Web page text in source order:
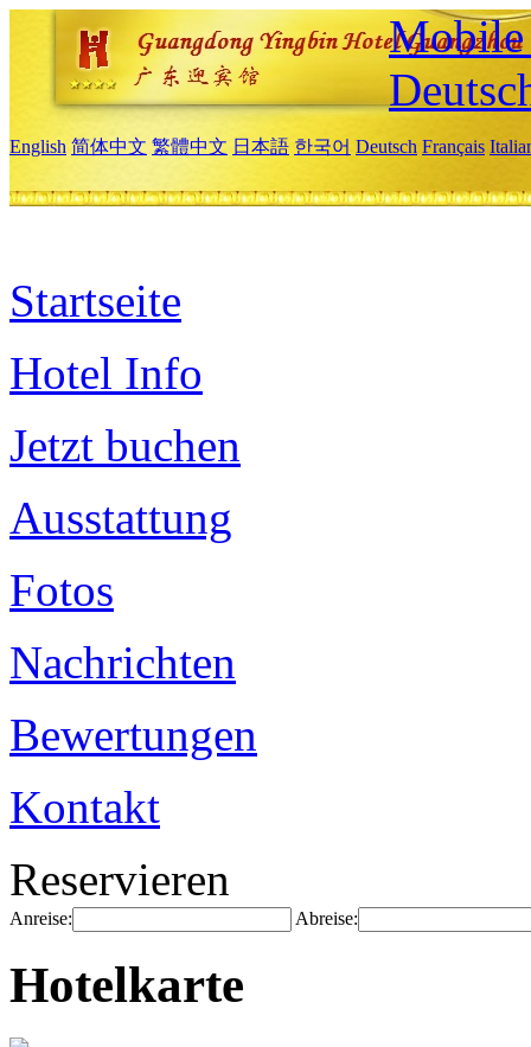
Mobile
English 简体中文 繁體中文 日本語 한국어 Deutsch Français
Startseite
Hotel Info
Jetzt buchen
Ausstattung
Fotos
Nachrichten
Bewertungen
Kontakt
Reservieren
Anreise: Abreise:
Hotelkarte